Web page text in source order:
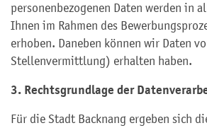
personenbezogenen Daten werden in
Ihnen im Rahmen des
erhoben. Daneben können wir Daten
Stellenvermittlung) erhalten haben.
3. Rechtsgrundlage der
Für die Stadt Backnang ergeben sich